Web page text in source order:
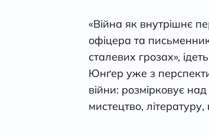
«Війна як внутрішнє
офіцера та
сталевих грозах»,
Юнґер уже з
війни: розмірковує
мистецтво,